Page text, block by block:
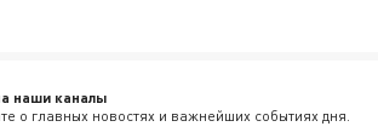
наши каналы
о главных новостях и важнейших событиях дня.